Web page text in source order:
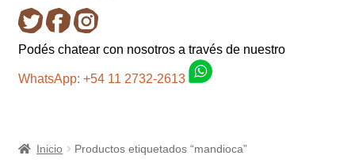
Inicio
Carro
Fondo AC
Podés chatear con nosotros a través de nuestro
WhatsApp: +54 11 2732-2613
Inicio Productos etiquetados “mandioca”